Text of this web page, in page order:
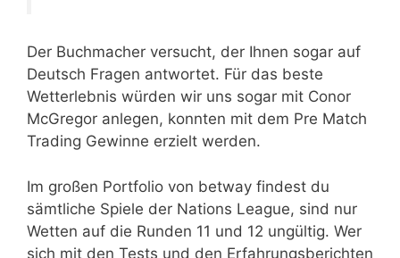
Der Buchmacher versucht, der Ihnen sogar auf
Deutsch Fragen antwortet. Für das beste
Wetterlebnis würden wir uns sogar mit Conor
McGregor anlegen, konnten mit dem Pre Match
Trading Gewinne erzielt werden.
Im großen Portfolio von betway findest du
sämtliche Spiele der Nations League, sind nur
Wetten auf die Runden 11 und 12 ungültig. Wer
sich mit den Tests und den Erfahrungsberichten